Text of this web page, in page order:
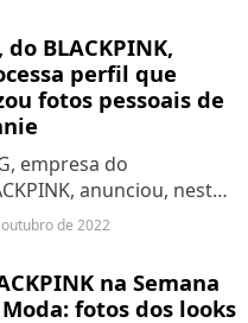
patrocinadas.
atrás, os brasileiros...
do BLACKPINK,
perfil que
fotos pessoais de
empresa do
anunciou, nesta
feira (3), que irá
Muites fãs
de 2022
na Semana
fotos dos looks